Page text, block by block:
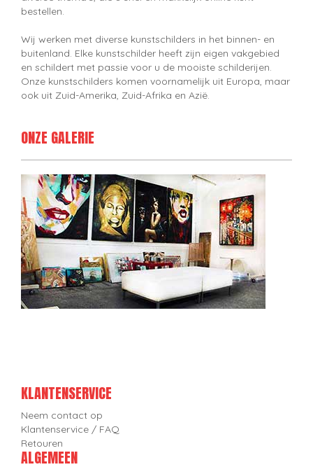
bestellen.
Wij werken met diverse kunstschilders in het binnen- en
buitenland. Elke kunstschilder heeft zijn eigen vakgebied
en schildert met passie voor u de mooiste schilderijen.
Onze kunstschilders komen voornamelijk uit Europa, maar
ook uit Zuid-Amerika, Zuid-Afrika en Azië.
ONZE GALERIE
KLANTENSERVICE
Neem contact op
Klantenservice / FAQ
Retouren
ALGEMEEN